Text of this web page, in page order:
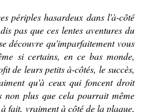
périples hasardeux dans l'à-côté
pas que ces lentes aventures du
découvre qu'imparfaitement vous
si certains, en ce bas monde,
de leurs petits à-côtés, le succès,
qu'à ceux qui foncent droit
non plus que cela pourrait même
fait, vraiment à côté de la plaque,